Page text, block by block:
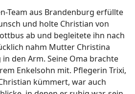
Team aus Brandenburg erfüllte
und holte Christian von
ab und begleitete ihn nach
nahm Mutter Christina
den Arm. Seine Oma brachte
Enkelsohn mit. Pflegerin Trixi,
kümmert, war auch